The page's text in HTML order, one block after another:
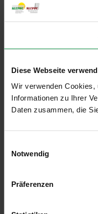
Diese Webseite
Wir verwenden Cookies,
Informationen zu Ihrer
Daten zusammen, die
Notwendig
Präferenzen